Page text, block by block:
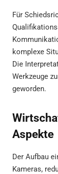
Für
komplexe
Die
Werkzeuge
geworden.
Aspekte
Der Aufbau
Kameras,